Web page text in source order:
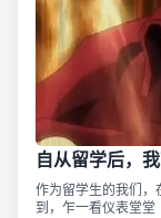
自从留学后，
作为留学生的我们，
到，乍一看仪表堂